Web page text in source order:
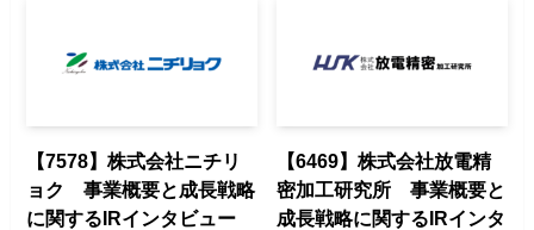
【7578】株式会社ニチリ
ョク 事業概要と成長戦略
に関するIRインタビュー
【6469】株式会社放電精
密加工研究所 事業概要と
成長戦略に関するIRインタ